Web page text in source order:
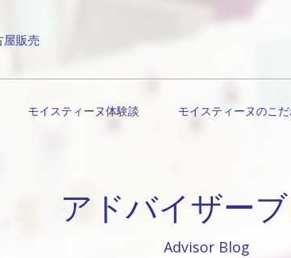
屋販売
モイスティーヌ体験談 モイスティーヌのこだ
アドバイザー
Advisor Blog